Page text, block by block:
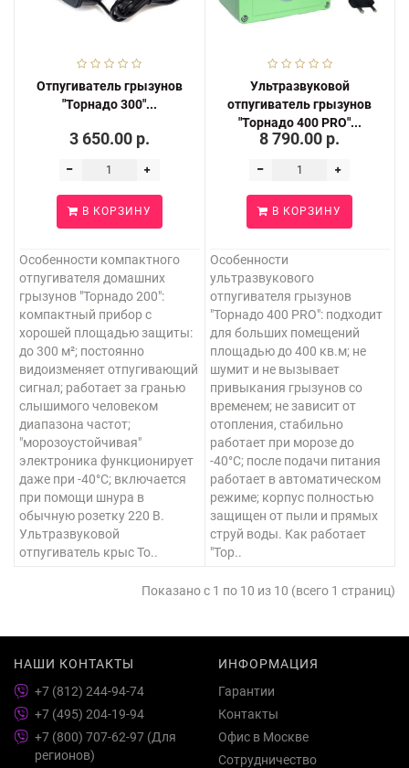
Отпугиватель грызунов
"Торнадо 300"...
3 650.00 р.
В КОРЗИНУ
Особенности компактного
отпугивателя домашних
грызунов "Торнадо 200":
компактный прибор с
хорошей площадью защиты:
до 300 м²; постоянно
видоизменяет отпугивающий
сигнал; работает за гранью
слышимого человеком
диапазона частот;
"морозоустойчивая"
электроника функционирует
даже при -40°C; включается
при помощи шнура в
обычную розетку 220 В.
Ультразвуковой
отпугиватель крыс То..
Ультразвуковой
отпугиватель грызунов
"Торнадо 400 PRO"...
8 790.00 р.
В КОРЗИНУ
Особенности
ультразвукового
отпугивателя грызунов
"Торнадо 400 PRO": подходит
для больших помещений
площадью до 400 кв.м; не
шумит и не вызывает
привыкания грызунов со
временем; не зависит от
отопления, стабильно
работает при морозе до
-40°C; после подачи питания
работает в автоматическом
режиме; корпус полностью
защищен от пыли и прямых
струй воды. Как работает
"Тор..
Показано с 1 по 10 из 10 (всего 1 страниц)
НАШИ КОНТАКТЫ
+7 (812) 244-94-74
+7 (495) 204-19-94
+7 (800) 707-62-97 (Для
регионов)
ИНФОРМАЦИЯ
Гарантии
Контакты
Офис в Москве
Сотрудничество